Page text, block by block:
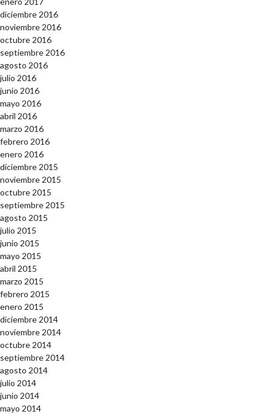
diciembre 2016
noviembre 2016
octubre 2016
septiembre 2016
agosto 2016
julio 2016
junio 2016
mayo 2016
abril 2016
marzo 2016
febrero 2016
enero 2016
diciembre 2015
noviembre 2015
octubre 2015
septiembre 2015
agosto 2015
julio 2015
junio 2015
mayo 2015
abril 2015
marzo 2015
febrero 2015
enero 2015
diciembre 2014
noviembre 2014
octubre 2014
septiembre 2014
agosto 2014
julio 2014
junio 2014
mayo 2014